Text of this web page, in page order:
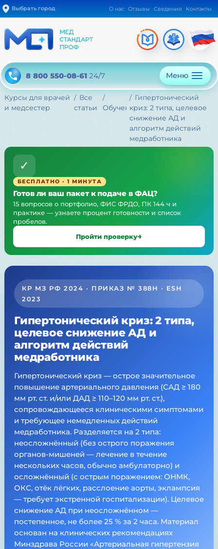
Выбрать город О нас Отзывы Сведения Контакты
8 800 550-08-61 24/7 Меню
Курсы для врачей
и медсестер
Все
статьи
Обучение
Гипертонический
криз: 2 типа, целевое
снижение АД и
алгоритм действий
медработника
✓
БЕСПЛАТНО · 1 МИНУТА
Готов ли ваш пакет к подаче в ФАЦ?
15 вопросов о портфолио, ФИС ФРДО, ПК 144 ч и
практике — узнаете процент готовности и список
пробелов.
Пройти проверку
КР МЗ РФ 2024 · ПРИКАЗ № 388Н · ESH
2023
Гипертонический криз: 2 типа,
целевое снижение АД и
алгоритм действий
медработника
Гипертонический криз — острое значительное
повышение артериального давления (САД ≥ 180
мм рт. ст. и/или ДАД ≥ 110–120 мм рт. ст.),
сопровождающееся клиническими симптомами
и требующее немедленных действий
медработника. Разделяется на 2 типа:
неосложнённый (без острого поражения
органов-мишеней — лечение в течение
нескольких часов, обычно амбулаторно) и
осложнённый (с острым поражением: ОНМК,
ОКС, отёк лёгких, расслоение аорты, эклампсия
— требует экстренной госпитализации). Целевое
снижение АД при неосложнённом —
постепенное, не более 25 % за 2 часа. Материал
основан на клинических рекомендациях
Минздрава России «Артериальная гипертензия